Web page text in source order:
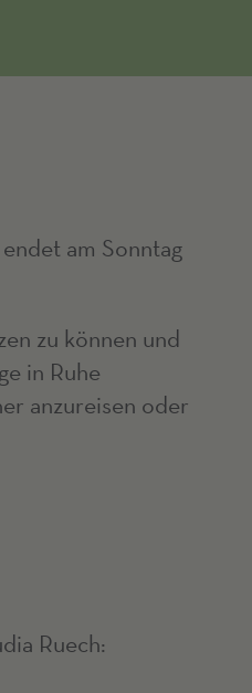
am Sonntag
zu können und
in Ruhe
anzureisen oder
Ruech: